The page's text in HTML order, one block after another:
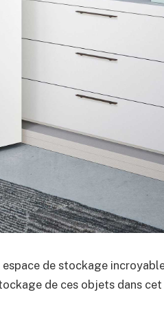
espace de stockage
de ces objets dans